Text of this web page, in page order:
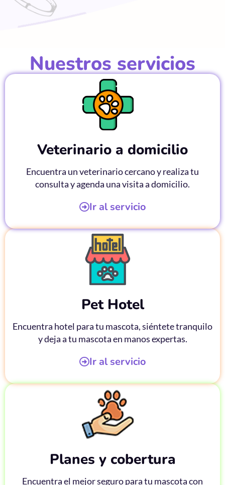
Nuestros servicios
Veterinario a domicilio
Encuentra un veterinario cercano y realiza tu
consulta y agenda una visita a domicilio.
Ir al servicio
Pet Hotel
Encuentra hotel para tu mascota, siéntete tranquilo
y deja a tu mascota en manos expertas.
Ir al servicio
Planes y cobertura
Encuentra el mejor seguro para tu mascota con